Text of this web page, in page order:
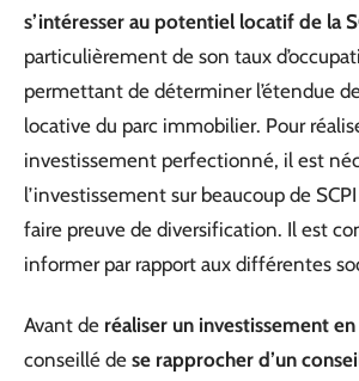
s’intéresser au potentiel locatif de la
particulièrement de son taux
permettant de déterminer l’étendue
locative du parc immobilier. Pour
investissement perfectionné, il est
l’investissement sur beaucoup de
faire preuve de diversification. Il est
informer par rapport aux différentes
Avant de réaliser un investissement en
conseillé de se rapprocher d’un